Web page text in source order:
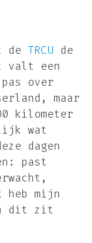
de TRCU de
valt een
over
maar
kilometer
wat
dagen
past
mijn
dit zit